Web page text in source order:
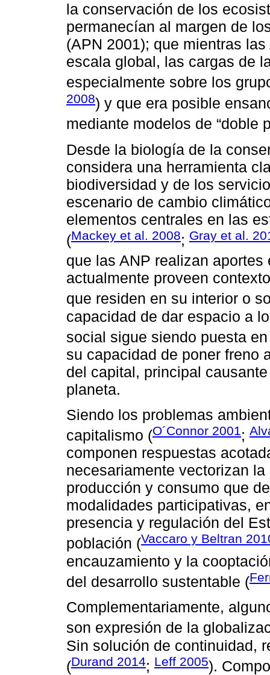
la conservación de los
permanecían al margen de
(APN 2001); que mientras
escala global, las cargas de
especialmente sobre los
2008) y que era posible
mediante modelos de “doble
Desde la biología de la
considera una herramienta
biodiversidad y de los
escenario de cambio
elementos centrales en las
(Mackey et al. 2008; Gray et al.
que las ANP realizan aportes
actualmente proveen
que residen en su interior o
capacidad de dar espacio a
social sigue siendo puesta
su capacidad de poner freno
del capital, principal
planeta.
Siendo los problemas
capitalismo (O´Connor 2001;
componen respuestas
necesariamente vectorizan
producción y consumo que
modalidades participativas,
presencia y regulación del
población (Vaccaro y Beltran
encauzamiento y la
del desarrollo sustentable (
Complementariamente,
son expresión de la
Sin solución de continuidad,
(Durand 2014; Leff 2005).